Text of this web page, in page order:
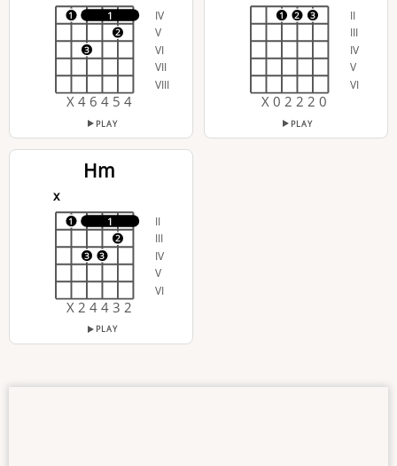
IV
V
VI
VII
VIII
1
1
3
2
X 4 6 4 5 4
PLAY
II
III
IV
V
VI
1 2 3
X 0 2 2 2 0
PLAY
Hm
x
II
III
IV
V
VI
1
1
3 3
2
X 2 4 4 3 2
PLAY